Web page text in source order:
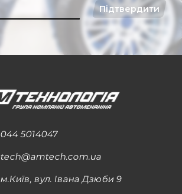
Підтвердити
044 5014047
tech@amtech.com.ua
м.Київ, вул. Івана Дзюби 9